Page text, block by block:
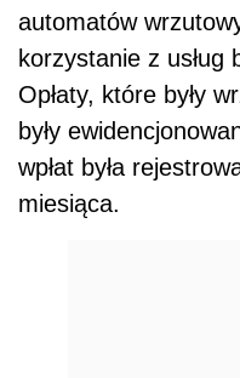
automatów
korzystanie z usług
Opłaty, które były
były
wpłat była
miesiąca.